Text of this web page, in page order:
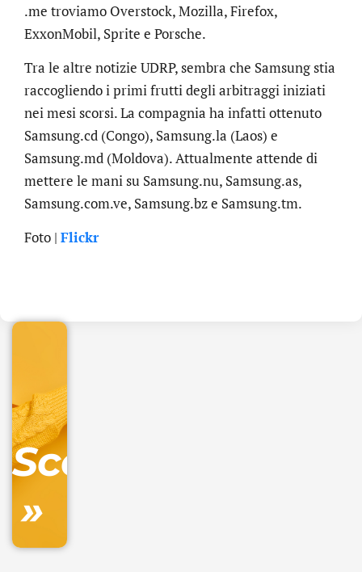
.me troviamo Overstock, Mozilla, Firefox,
ExxonMobil, Sprite e Porsche.
Tra le altre notizie UDRP, sembra che Samsung stia
raccogliendo i primi frutti degli arbitraggi iniziati
nei mesi scorsi. La compagnia ha infatti ottenuto
Samsung.cd (Congo), Samsung.la (Laos) e
Samsung.md (Moldova). Attualmente attende di
mettere le mani su Samsung.nu, Samsung.as,
Samsung.com.ve, Samsung.bz e Samsung.tm.
Foto | Flickr
Scopri
»